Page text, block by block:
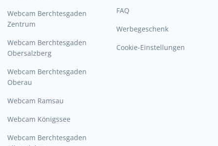
Webcam Berchtesgaden
Zentrum
Webcam Berchtesgaden
Obersalzberg
Webcam Berchtesgaden
Oberau
Webcam Ramsau
Webcam Königssee
Webcam Berchtesgaden
FAQ
Werbegeschenk
Cookie-Einstellungen